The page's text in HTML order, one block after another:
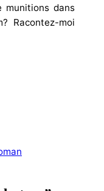
munitions dans
Racontez-moi